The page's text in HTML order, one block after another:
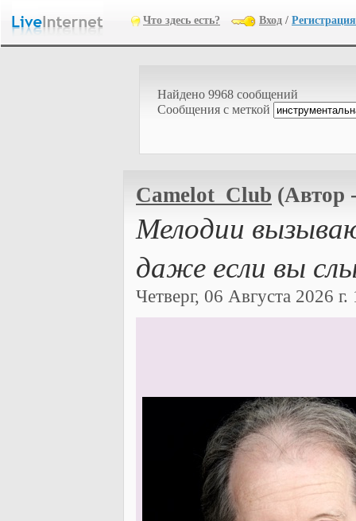
Что здесь есть? Вход / Регистрация
Найдено 9968 сообщений
Cообщения с меткой
Camelot_Club (Автор
Мелодии
даже если вы
Четверг, 06 Августа 2026